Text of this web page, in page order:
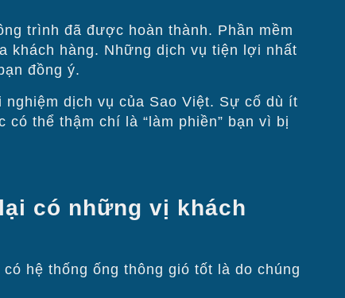
trình đã được hoàn thành. Phần mềm
khách hàng. Những dịch vụ tiện lợi nhất
đồng ý.
nghiệm dịch vụ của Sao Việt. Sự cố dù ít
thể thậm chí là “làm phiền” bạn vì bị
có những vị khách
hệ thống ống thông gió tốt là do chúng